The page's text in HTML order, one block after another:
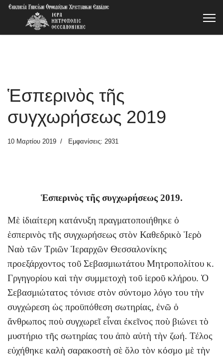
Ἑσπερινὸς τῆς
συγχωρήσεως 2019
10 Μαρτίου 2019 Εμφανίσεις: 2931
Ἑσπερινὸς τῆς συγχωρήσεως 2019.
Μὲ ἰδιαίτερη κατάνυξη πραγματοποιήθηκε ὁ
ἑσπερινὸς τῆς συγχωρήσεως στὸν Καθεδρικὸ Ἱερὸ
Ναὸ τῶν Τριῶν Ἱεραρχῶν Θεσσαλονίκης
προεξάρχοντος τοῦ Σεβασμιωτάτου Μητροπολίτου κ.
Γργηγορίου καὶ τὴν συμμετοχὴ τοῦ ἱεροῦ κλήρου. Ὁ
Σεβασμιώτατος τόνισε στὸν σύντομο λόγο του τὴν
συγχώρεση ὡς προϋπόθεση σωτηρίας, ἐνῶ ὁ
ἄνθρωπος ποὺ συγχωρεῖ εἶναι ἐκεῖνος ποὺ βιώνει τὸ
μυστήριο τῆς σωτηρίας του ἀπὸ αὐτὴ τὴν ζωή. Τέλος
εὐχήθηκε καλὴ σαρακοστὴ σὲ ὅλο τὸν κόσμο μὲ τὴν